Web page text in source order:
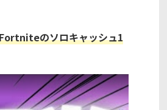
のソロキャッシュ1